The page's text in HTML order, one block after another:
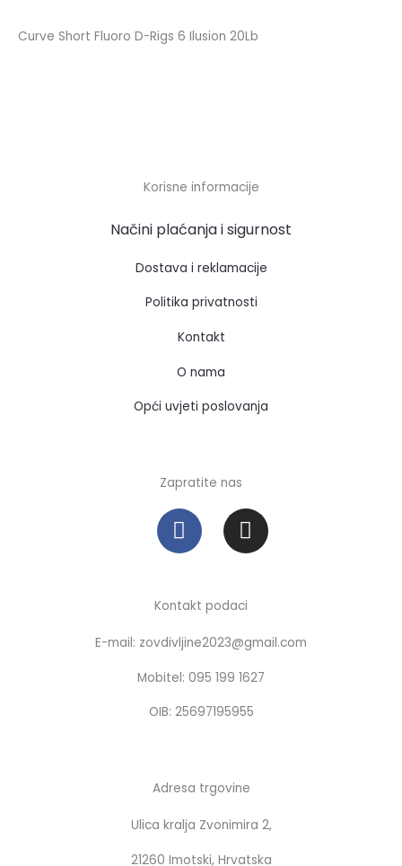
Curve Short Fluoro D-Rigs 6 Ilusion 20Lb
Korisne informacije
Načini plaćanja i sigurnost
Dostava i reklamacije
Politika privatnosti
Kontakt
O nama
Opći uvjeti poslovanja
Zapratite nas
F
a
c
b
o
o
k
I
n
s
a
r
a
m
Kontakt podaci
E-mail: zovdivljine2023@gmail.com
Mobitel: 095 199 1627
OIB: 25697195955
Adresa trgovine
Ulica kralja Zvonimira 2,
21260 Imotski, Hrvatska